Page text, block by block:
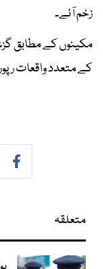
زخم آئے۔
کے متعدد واقعات
متعلقہ